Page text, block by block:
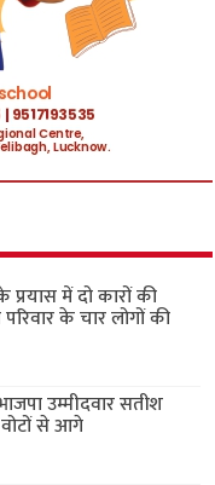
प्रयास में दो कारों की
के चार लोगों की
उम्मीदवार सतीश
से आगे